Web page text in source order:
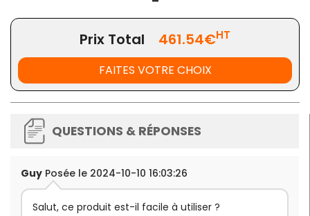
Matière: Acier inoxydable
Capacité de cuisson de riz cru : 6 L, maximum 8 L
Capacité de riz cuit: environ 16 L
Capacité totale de la cuve: 18 L
Prix Total 461.54€HT
FAITES VOTRE CHOIX
QUESTIONS & RÉPONSES
Guy Posée le 2024-10-10 16:03:26
Salut, ce produit est-il facile à utiliser ?